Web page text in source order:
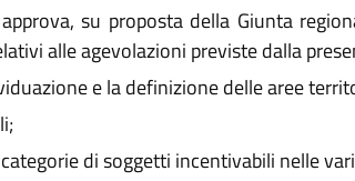
su proposta della Giunta
alle agevolazioni previste dalla
e la definizione delle aree
di soggetti incentivabili nelle